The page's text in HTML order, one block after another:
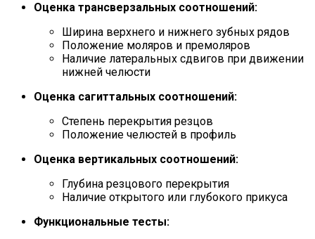
Оценка трансверзальных соотношений:
Ширина верхнего и нижнего зубных рядов
Положение моляров и премоляров
Наличие латеральных сдвигов при движении
нижней челюсти
Оценка сагиттальных соотношений:
Степень перекрытия резцов
Положение челюстей в профиль
Оценка вертикальных соотношений:
Глубина резцового перекрытия
Наличие открытого или глубокого прикуса
Функциональные тесты: